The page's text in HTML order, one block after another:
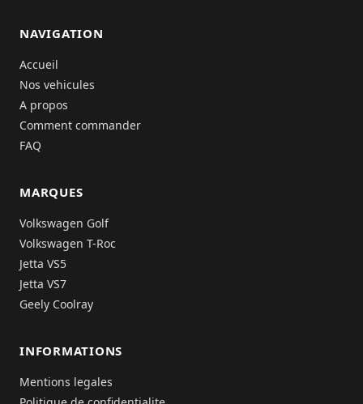
NAVIGATION
Accueil
Nos vehicules
A propos
Comment commander
FAQ
MARQUES
Volkswagen Golf
Volkswagen T-Roc
Jetta VS5
Jetta VS7
Geely Coolray
INFORMATIONS
Mentions legales